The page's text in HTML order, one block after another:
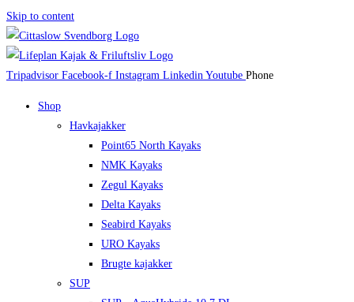
Skip to content
Tripadvisor Facebook-f Instagram Linkedin Youtube Phone
Shop
Havkajakker
Point65 North Kayaks
NMK Kayaks
Zegul Kayaks
Delta Kayaks
Seabird Kayaks
URO Kayaks
Brugte kajakker
SUP